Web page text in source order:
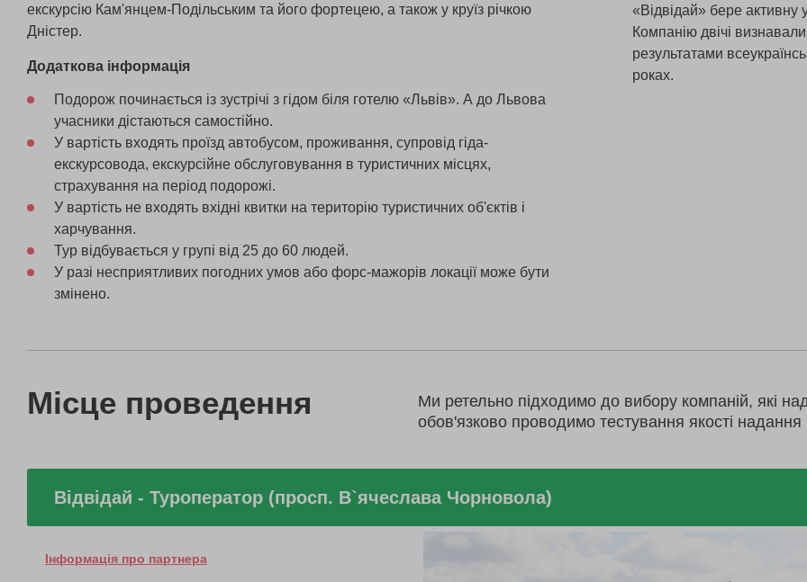
екскурсію Кам'янцем-Подільським та його фортецею, а також у круїз річкою
Дністер.
Додаткова інформація
Подорож починається із зустрічі з гідом біля готелю «Львів». А до Львова
учасники дістаються самостійно.
У вартість входять проїзд автобусом, проживання, супровід гіда-
екскурсовода, екскурсійне обслуговування в туристичних місцях,
страхування на період подорожі.
У вартість не входять вхідні квитки на територію туристичних об'єктів і
харчування.
Тур відбувається у групі від 25 до 60 людей.
У разі несприятливих погодних умов або форс-мажорів локації може бути
змінено.
«Відвідай» бере активну
Компанію двічі
результатами
роках.
Місце проведення
Ми ретельно підходимо до вибору компаній, які
обов'язково проводимо тестування якості надання
Відвідай - Туроператор (просп. В`ячеслава Чорновола)
Інформація про партнера